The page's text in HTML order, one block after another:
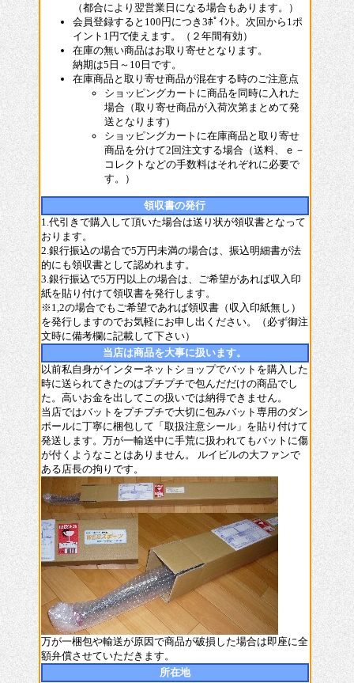
（都合により翌営業日になる場合もあります。）
会員登録すると100円につき3ﾎﾟｲﾝﾄ。次回から1ポ
イント1円で使えます。（２年間有効）
在庫の無い商品はお取り寄せとなります。
納期は5日～10日です。
在庫商品と取り寄せ商品が混在する時のご注意点
ショッピングカートに商品を同時に入れた
場合（取り寄せ商品が入荷次第まとめて発
送となります)
ショッピングカートに在庫商品と取り寄せ
商品を分けて2回注文する場合（送料、ｅ－
コレクトなどの手数料はそれぞれに必要で
す。）
領収書の発行
1.代引きで購入して頂いた場合は送り状が領収書となって
おります。
2.銀行振込の場合で5万円未満の場合は、振込明細書が法
的にも領収書として認めれます。
3.銀行振込で5万円以上の場合は、ご希望があれば収入印
紙を貼り付けて領収書を発行します。
※1,2の場合でもご希望であれば領収書（収入印紙無し）
を発行しますのでお気軽にお申し出ください。（必ず御注
文時に備考欄に記載して下さい）
当店は商品を大事に扱います。
以前私自身がインターネットショップでバットを購入した
時に送られてきたのはプチプチで包んだだけの商品でし
た。高いお金を出してこの扱いでは納得できません。
当店ではバットをプチプチで大切に包みバット専用のダン
ボールに丁寧に梱包して「取扱注意シール」を貼り付けて
発送します。万が一輸送中に手荒に扱われてもバットに傷
が付くようなことはありません。 ルイビルの大ファンで
ある店長の拘りです。
万が一梱包や輸送が原因で商品が破損した場合は即座に全
額弁償させていただきます。
所在地